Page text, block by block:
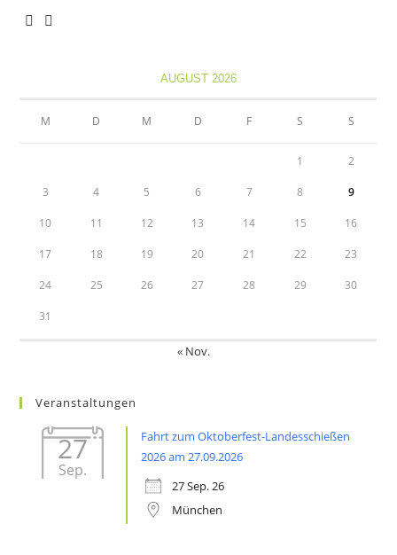
AUGUST 2026
M D M D F S S
1 2
3 4 5 6 7 8 9
10 11 12 13 14 15 16
17 18 19 20 21 22 23
24 25 26 27 28 29 30
31
« Nov.
Veranstaltungen
27
Sep.
Fahrt zum Oktoberfest-Landesschießen
2026 am 27.09.2026
27 Sep. 26
München